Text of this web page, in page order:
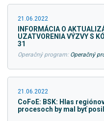
Skočiť
pätičku
stránky
21.06.2022
INFORMÁCIA O
UZATVORENIA VÝZVY S
31
Operačný program: Operačný
21.06.2022
CoFoE: BSK: Hlas
procesoch by mal byť